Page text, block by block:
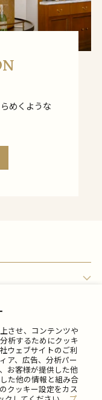
させ、コンテンツや
析するためにクッキ
ウェブサイトのご利
ア、広告、分析パー
お客様が提供した他
た他の情報と組み合
クッキー設定をカス
めくような